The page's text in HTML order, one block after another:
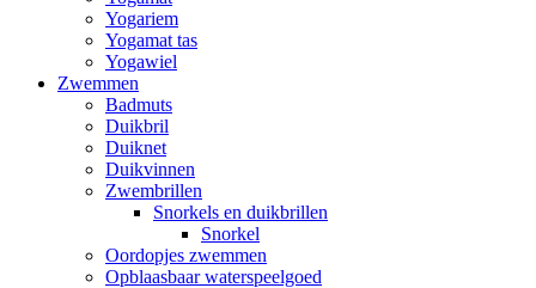
Yogariem
Yogamat tas
Yogawiel
Zwemmen
Badmuts
Duikbril
Duiknet
Duikvinnen
Zwembrillen
Snorkels en duikbrillen
Snorkel
Oordopjes zwemmen
Opblaasbaar waterspeelgoed